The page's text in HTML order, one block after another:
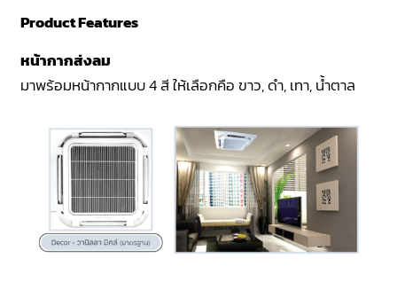
Product Features
หน้ากากส่งลม
มาพร้อมหน้ากากแบบ 4 สี ให้เลือกคือ ขาว, ดำ, เทา, น้ำตาล